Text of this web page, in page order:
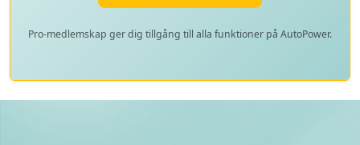
Pro-medlemskap ger dig tillgång till alla funktioner på AutoPower.